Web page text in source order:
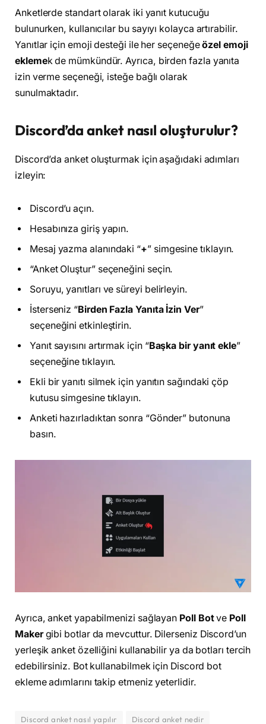
Anketlerde standart olarak iki yanıt kutucuğu
bulunurken, kullanıcılar bu sayıyı kolayca artırabilir.
Yanıtlar için emoji desteği ile her seçeneğeözel emoji
eklemek de mümkündür. Ayrıca, birden fazla yanıta
izin verme seçeneği, isteğe bağlı olarak
sunulmaktadır.
Discord’da anket nasıl oluşturulur?
Discord’da anket oluşturmak için aşağıdaki adımları
izleyin:
Discord’u açın.
Hesabınıza giriş yapın.
Mesaj yazma alanındaki “+” simgesine tıklayın.
“Anket Oluştur” seçeneğini seçin.
Soruyu, yanıtları ve süreyi belirleyin.
İsterseniz “Birden Fazla Yanıta İzin Ver”
seçeneğini etkinleştirin.
Yanıt sayısını artırmak için “Başka bir yanıt ekle”
seçeneğine tıklayın.
Ekli bir yanıtı silmek için yanıtın sağındaki çöp
kutusu simgesine tıklayın.
Anketi hazırladıktan sonra “Gönder” butonuna
basın.
Ayrıca, anket yapabilmenizi sağlayan Poll Botve Poll
Makergibi botlar da mevcuttur. Dilerseniz Discord’un
yerleşik anket özelliğini kullanabilir ya da botları tercih
edebilirsiniz. Bot kullanabilmek için Discord bot
ekleme adımlarını takip etmeniz yeterlidir.
Discord anket nasıl yapılır Discord anket nedir